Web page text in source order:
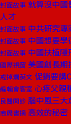
封面故事 就算沒中
人才
封面故事 中共研究
封面故事 中國想要
封面故事 中國扶植
國際視窗 美國創長
戒掉爛英文 促銷要講
編輯會客室 心疼父親
良醫問診 腦中風三
商周書摘 高效的秘